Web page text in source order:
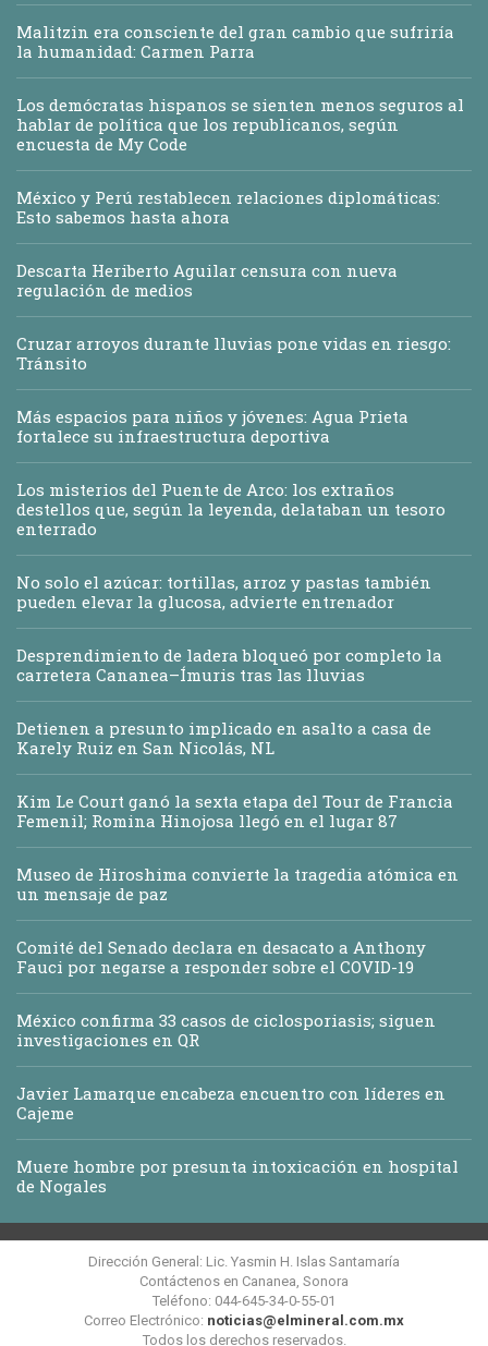
Malitzin era consciente del gran cambio que sufriría
la humanidad: Carmen Parra
Los demócratas hispanos se sienten menos seguros al
hablar de política que los republicanos, según
encuesta de My Code
México y Perú restablecen relaciones diplomáticas:
Esto sabemos hasta ahora
Descarta Heriberto Aguilar censura con nueva
regulación de medios
Cruzar arroyos durante lluvias pone vidas en riesgo:
Tránsito
Más espacios para niños y jóvenes: Agua Prieta
fortalece su infraestructura deportiva
Los misterios del Puente de Arco: los extraños
destellos que, según la leyenda, delataban un tesoro
enterrado
No solo el azúcar: tortillas, arroz y pastas también
pueden elevar la glucosa, advierte entrenador
Desprendimiento de ladera bloqueó por completo la
carretera Cananea–Ímuris tras las lluvias
Detienen a presunto implicado en asalto a casa de
Karely Ruiz en San Nicolás, NL
Kim Le Court ganó la sexta etapa del Tour de Francia
Femenil; Romina Hinojosa llegó en el lugar 87
Museo de Hiroshima convierte la tragedia atómica en
un mensaje de paz
Comité del Senado declara en desacato a Anthony
Fauci por negarse a responder sobre el COVID-19
México confirma 33 casos de ciclosporiasis; siguen
investigaciones en QR
Javier Lamarque encabeza encuentro con líderes en
Cajeme
Muere hombre por presunta intoxicación en hospital
de Nogales
Dirección General: Lic. Yasmin H. Islas Santamaría
Contáctenos en Cananea, Sonora
Teléfono: 044-645-34-0-55-01
Correo Electrónico: noticias@elmineral.com.mx
Todos los derechos reservados.